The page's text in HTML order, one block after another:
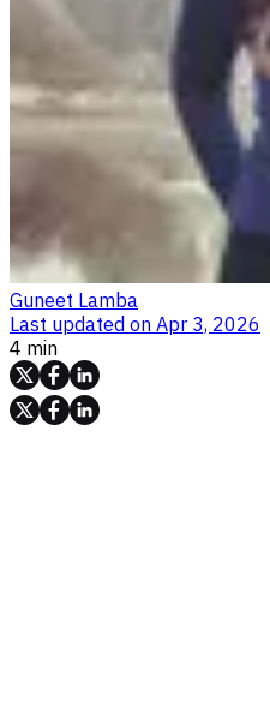
Guneet Lamba
Last updated on Apr 3, 2026
4 min